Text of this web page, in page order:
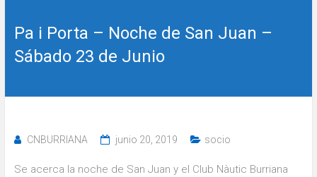
Pa i Porta – Noche de San Juan –
Sábado 23 de Junio
CNBURRIANA junio 20, 2019 socio
Se acerca la noche de San Juan y el Club Nàutic Burriana